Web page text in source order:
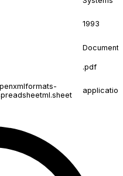
1993
Document
.pdf